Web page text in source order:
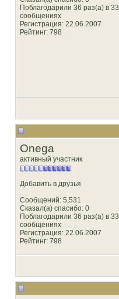
Поблагодарили 36 раз(а) в 33
сообщениях
Регистрация: 22.06.2007
Рейтинг: 798
Onega
активный участник
Добавить в друзья
Сообщений: 5,531
Сказал(а) спасибо: 0
Поблагодарили 36 раз(а) в 33
сообщениях
Регистрация: 22.06.2007
Рейтинг: 798